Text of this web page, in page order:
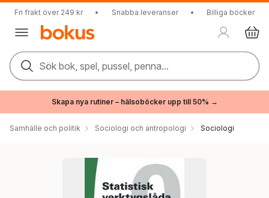
Fri frakt över 249 kr • Snabba leveranser • Billiga böcker
Sök bok, spel, pussel, penna...
Skapa nya rutiner – hälsoböcker upp till 50% →
Samhälle och politik Sociologi och antropologi Sociologi